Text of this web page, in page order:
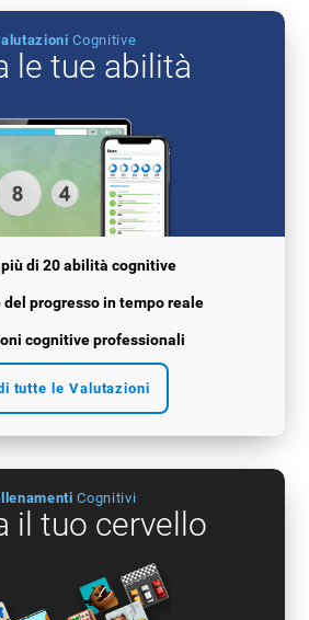
Cognitive
le tue abilità
tutte le Valutazioni
di 20 abilità cognitive
del progresso in tempo reale
cognitive professionali
Cognitivi
il tuo cervello